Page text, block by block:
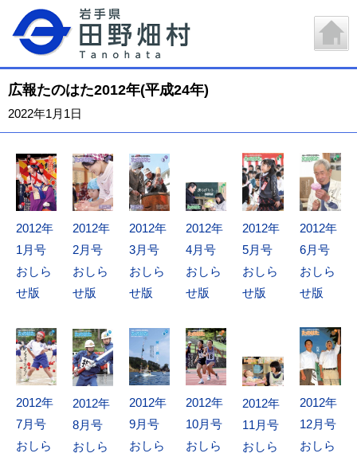
広報たのはた2012年(平成24年)
2022年1月1日
2012年
1月号
おしら
せ版
2012年
2月号
おしら
せ版
2012年
3月号
おしら
せ版
2012年
4月号
おしら
せ版
2012年
5月号
おしら
せ版
2012年
6月号
おしら
せ版
2012年
7月号
おしら
2012年
8月号
おしら
2012年
9月号
おしら
2012年
10月号
おしら
2012年
11月号
おしら
2012年
12月号
おしら